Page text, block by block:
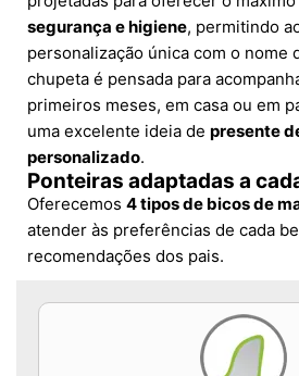
segurança e higiene, permitindo
personalização única com o nome
chupeta é pensada para
primeiros meses, em casa ou em
uma excelente ideia de presente
personalizado.
Ponteiras adaptadas a
Oferecemos 4 tipos de bicos de
atender às preferências de cada
recomendações dos pais.